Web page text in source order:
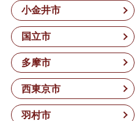
小金井市
国立市
多摩市
西東京市
羽村市